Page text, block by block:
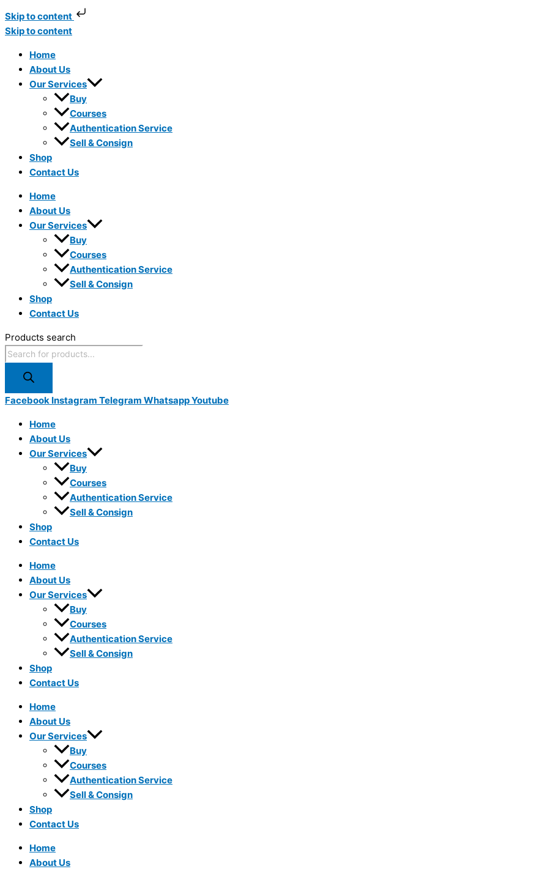
Skip to content
Skip to content
Home
About Us
Our Services
Buy
Courses
Authentication Service
Sell & Consign
Shop
Contact Us
Home
About Us
Our Services
Buy
Courses
Authentication Service
Sell & Consign
Shop
Contact Us
Products search
Facebook Instagram Telegram WhatsappYoutube
Home
About Us
Our Services
Buy
Courses
Authentication Service
Sell & Consign
Shop
Contact Us
Home
About Us
Our Services
Buy
Courses
Authentication Service
Sell & Consign
Shop
Contact Us
Home
About Us
Our Services
Buy
Courses
Authentication Service
Sell & Consign
Shop
Contact Us
Home
About Us